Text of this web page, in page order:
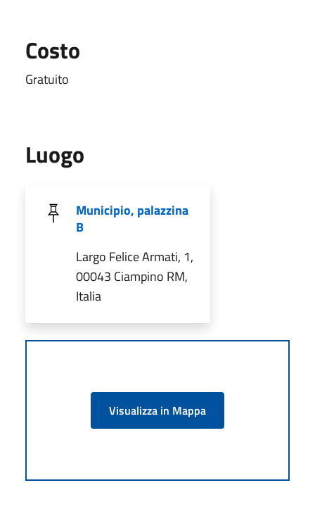
Costo
Gratuito
Luogo
Municipio, palazzina
B
Largo Felice Armati, 1,
00043 Ciampino RM,
Italia
Visualizza in Mappa